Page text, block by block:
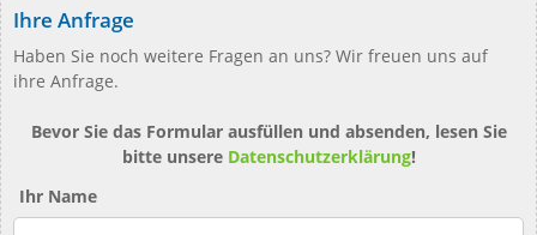
Ihre Anfrage
Haben Sie noch weitere Fragen an uns? Wir freuen uns auf
ihre Anfrage.
Bevor Sie das Formular ausfüllen und absenden, lesen Sie
bitte unsere Datenschutzerklärung!
Ihr Name